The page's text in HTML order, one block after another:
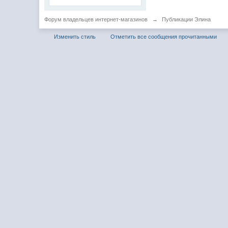
Форум владельцев интернет-магазинов → Публикации Элина
Изменить стиль Отметить все сообщения прочитанными